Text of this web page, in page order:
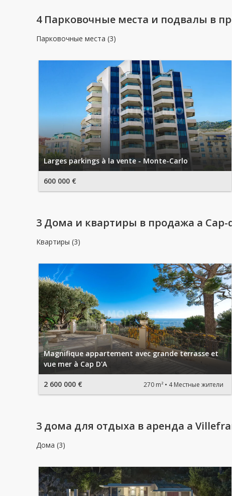
4 Парковочные места и подвалы в
Парковочные места (3)
Larges parkings à la vente - Monte-Carlo
600 000 €
3 Дома и квартиры в продажа a Cap-
Квартиры (3)
Magnifique appartement avec grande terrasse et
vue mer à Cap D'A
2 600 000 € 270 m² 4 Местные жители
3 домa для отдыха в аренда a
Дома (3)